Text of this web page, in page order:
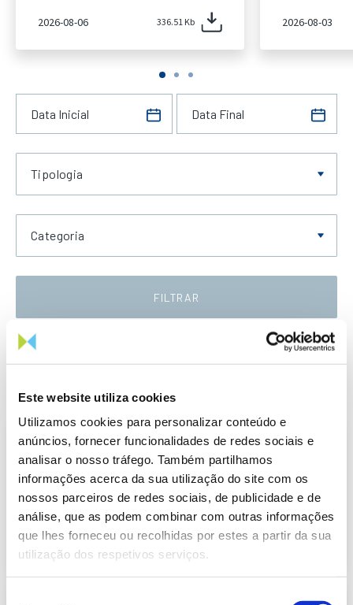
Este website utiliza cookies
Utilizamos cookies para personalizar conteúdo e
anúncios, fornecer funcionalidades de redes sociais e
analisar o nosso tráfego. Também partilhamos
informações acerca da sua utilização do site com os
nossos parceiros de redes sociais, de publicidade e de
análise, que as podem combinar com outras informações
que lhes forneceu ou recolhidas por estes a partir da sua
utilização dos respetivos serviços.
2026-08-06 336.51 Kb 2026-08-03
Tipologia
Categoria
FILTRAR
Data Crescente
174.32 Kb
Previsão do Consumo de Energia
Elétrica de maio de 2022
Publicação com periodicidade mensal, com
informação sobre Eletricidade
2022-05-02 Eletricidade